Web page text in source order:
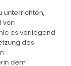
unterrichten,
von
es vorliegend
des
dem